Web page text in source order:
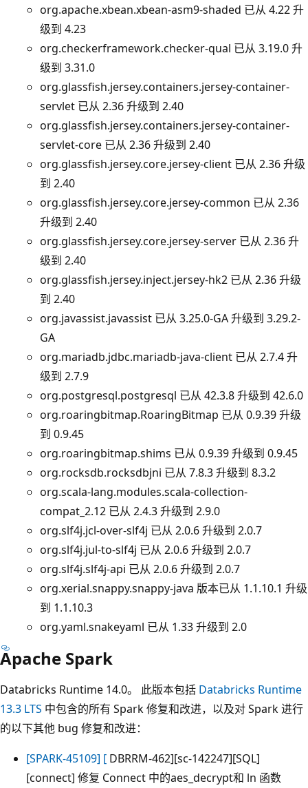
org.apache.xbean.xbean-asm9-shaded 已从 4.22 升
级到 4.23
org.checkerframework.checker-qual 已从 3.19.0 升
级到 3.31.0
org.glassfish.jersey.containers.jersey-container-
servlet 已从 2.36 升级到 2.40
org.glassfish.jersey.containers.jersey-container-
servlet-core 已从 2.36 升级到 2.40
org.glassfish.jersey.core.jersey-client 已从 2.36 升级
到 2.40
org.glassfish.jersey.core.jersey-common 已从 2.36
升级到 2.40
org.glassfish.jersey.core.jersey-server 已从 2.36 升
级到 2.40
org.glassfish.jersey.inject.jersey-hk2 已从 2.36 升级
到 2.40
org.javassist.javassist 已从 3.25.0-GA 升级到 3.29.2-
GA
org.mariadb.jdbc.mariadb-java-client 已从 2.7.4 升
级到 2.7.9
org.postgresql.postgresql 已从 42.3.8 升级到 42.6.0
org.roaringbitmap.RoaringBitmap 已从 0.9.39 升级
到 0.9.45
org.roaringbitmap.shims 已从 0.9.39 升级到 0.9.45
org.rocksdb.rocksdbjni 已从 7.8.3 升级到 8.3.2
org.scala-lang.modules.scala-collection-
compat_2.12 已从 2.4.3 升级到 2.9.0
org.slf4j.jcl-over-slf4j 已从 2.0.6 升级到 2.0.7
org.slf4j.jul-to-slf4j 已从 2.0.6 升级到 2.0.7
org.slf4j.slf4j-api 已从 2.0.6 升级到 2.0.7
org.xerial.snappy.snappy-java 版本已从 1.1.10.1 升级
到 1.1.10.3
org.yaml.snakeyaml 已从 1.33 升级到 2.0
Apache Spark
Databricks Runtime 14.0。 此版本包括 Databricks Runtime
13.3 LTS 中包含的所有 Spark 修复和改进，以及对 Spark 进行
的以下其他 bug 修复和改进：
[SPARK-45109] [ DBRRM-462][sc-142247][SQL]
[connect] 修复 Connect 中的aes_decrypt和 ln 函数